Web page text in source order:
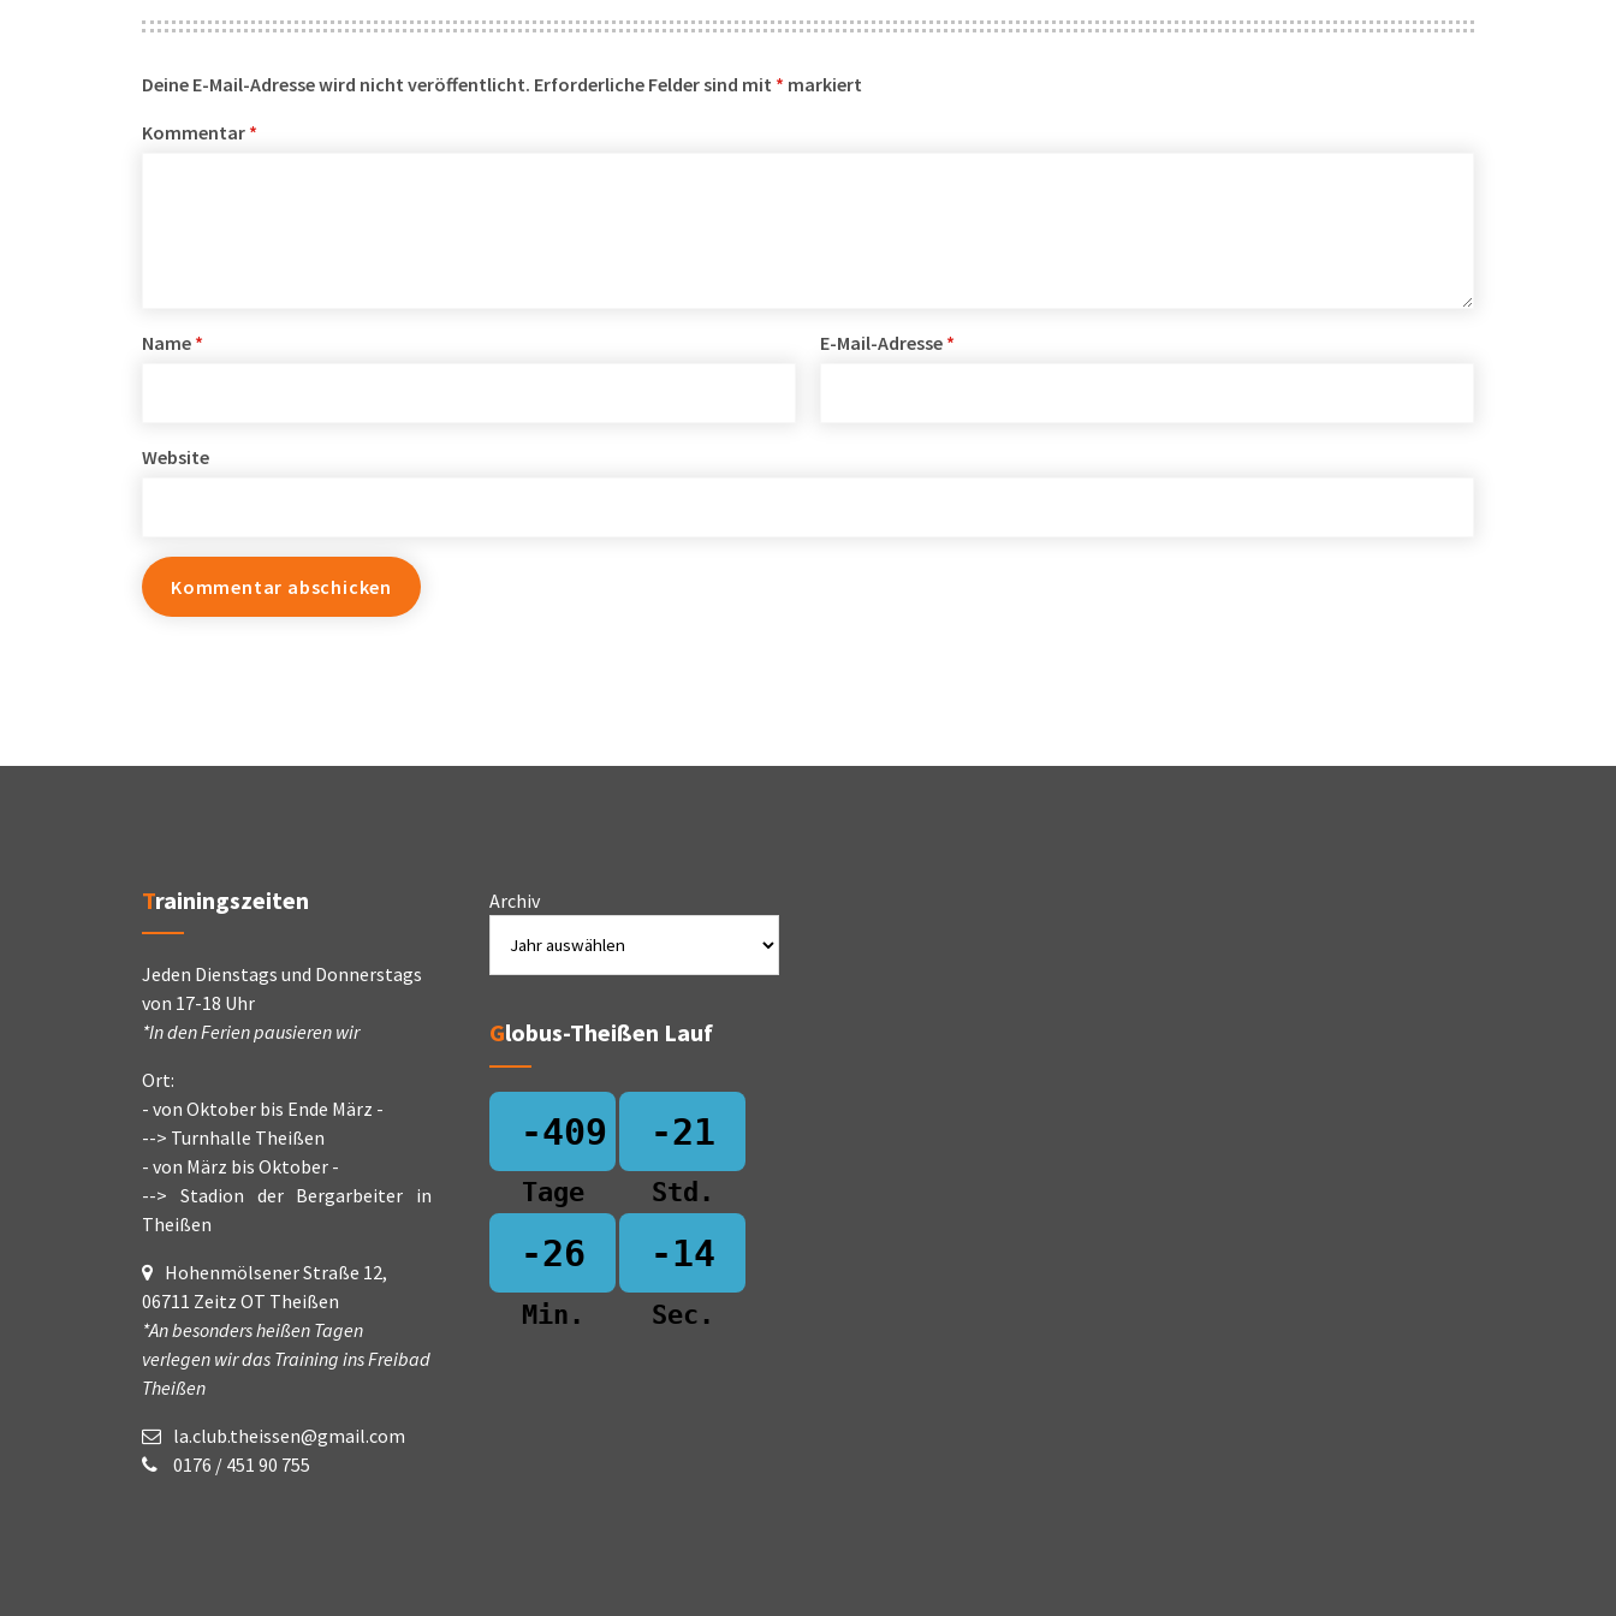
Deine E-Mail-Adresse wird nicht veröffentlicht. Erforderliche Felder sind mit * markiert
Kommentar *
Name * E-Mail-Adresse *
Website
Trainingszeiten
Jeden Dienstags und Donnerstags
von 17-18 Uhr
*In den Ferien pausieren wir
Ort:
- von Oktober bis Ende März -
--> Turnhalle Theißen
- von März bis Oktober -
--> Stadion der Bergarbeiter in
Theißen
Hohenmölsener Straße 12,
06711 Zeitz OT Theißen
*An besonders heißen Tagen
verlegen wir das Training ins Freibad
Theißen
la.club.theissen@gmail.com
0176 / 451 90 755
Archiv
Globus-Theißen Lauf
-409
Tage
-21
Std.
-26
Min.
-14
Sec.